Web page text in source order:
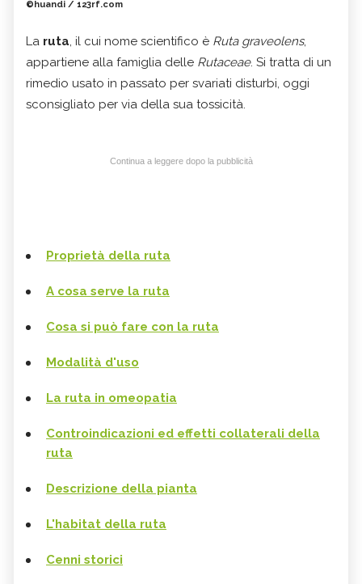
©huandi / 123rf.com
La ruta, il cui nome scientifico è Ruta graveolens,
appartiene alla famiglia delle Rutaceae. Si tratta di un
rimedio usato in passato per svariati disturbi, oggi
sconsigliato per via della sua tossicità.
Continua a leggere dopo la pubblicità
Proprietà della ruta
A cosa serve la ruta
Cosa si può fare con la ruta
Modalità d'uso
La ruta in omeopatia
Controindicazioni ed effetti collaterali della
ruta
Descrizione della pianta
L'habitat della ruta
Cenni storici